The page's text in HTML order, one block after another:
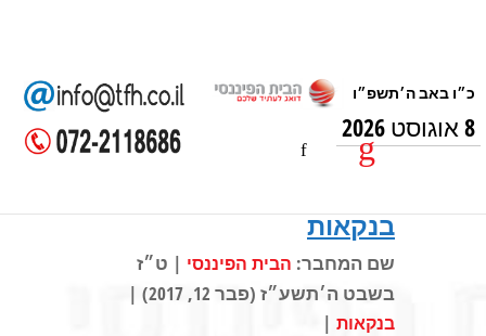
8 אוגוסט 2026
בנקאות
שם המחבר: הבית הפיננסי | ט״ז
בשבט ה׳תשע״ז (פבר 12, 2017) |
בנקאות |